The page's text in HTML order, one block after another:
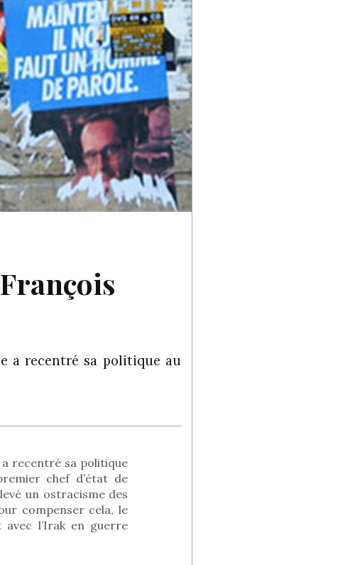
a recentré sa politique au
recentré sa politique
chef d’état de
un ostracisme des
compenser cela, le
l’Irak en guerre